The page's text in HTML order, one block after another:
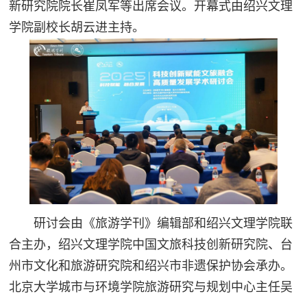
新研究院院长崔凤军等出席会议。开幕式由绍兴文理
学院副校长胡云进主持。
研讨会由《旅游学刊》编辑部和绍兴文理学院联
合主办，绍兴文理学院中国文旅科技创新研究院、台
州市文化和旅游研究院和绍兴市非遗保护协会承办。
北京大学城市与环境学院旅游研究与规划中心主任吴